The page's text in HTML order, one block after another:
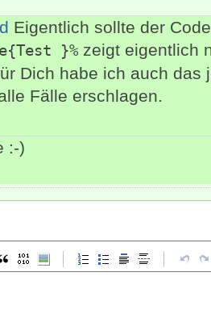
Eigentlich sollte der
}% zeigt eigentlich
Dich habe ich auch das
Fälle erschlagen.
:-)